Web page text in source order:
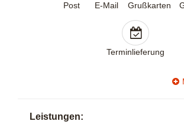
Post E-Mail Grußkarten
Terminlieferung
Leistungen: